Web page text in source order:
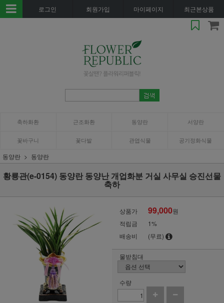
로그인 회원가입 마이페이지 최근본상품
축하화환 근조화환 동양란 서양란
꽃바구니 꽃다발 관엽식물 공기정화식물
동양란 동양란
황룡관(e-0154) 동양란 동양난 개업화분 거실 사무실 승진선물
축하
상품가 99,000원
적립금
1%
배송비
(무료)
물받침대
수량